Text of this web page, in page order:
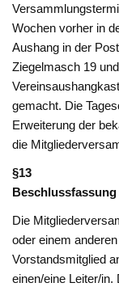
Wochen vorher in
Aushang in der
Ziegelmasch 19
gemacht. Die
Erweiterung der
die
§13
Die
oder einem
Vorstandsmitglied
einen/eine Leiter/